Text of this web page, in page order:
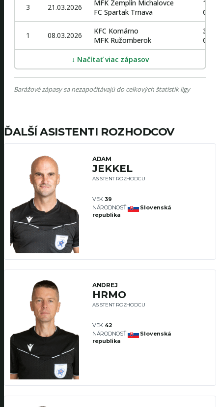
ĎALŠÍ ASISTENTI ROZHODCOV
ADAM
JEKKEL
ASISTENT ROZHODCU
VEK 39
NÁRODNOSŤ
Slovenská
republika
ANDREJ
HRMO
ASISTENT ROZHODCU
VEK 42
NÁRODNOSŤ
Slovenská
republika